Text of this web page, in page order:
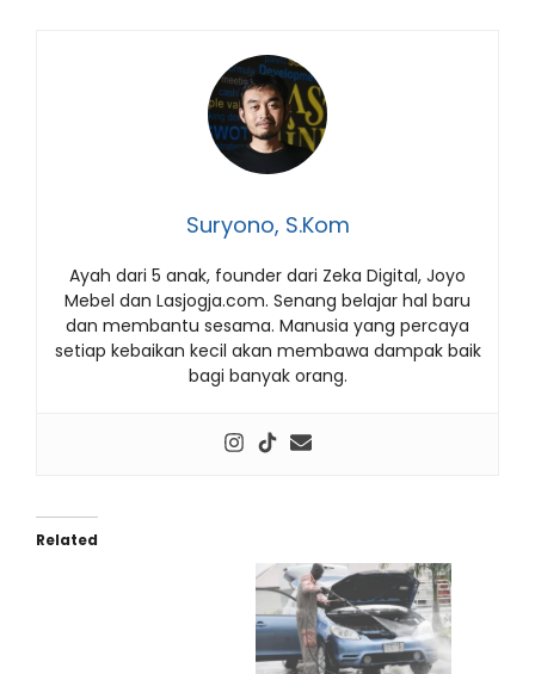
Suryono, S.Kom
Ayah dari 5 anak, founder dari Zeka Digital, Joyo
Mebel dan Lasjogja.com. Senang belajar hal baru
dan membantu sesama. Manusia yang percaya
setiap kebaikan kecil akan membawa dampak baik
bagi banyak orang.
Related